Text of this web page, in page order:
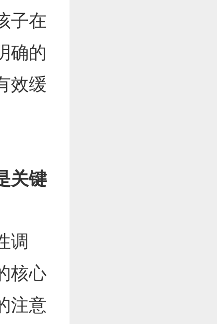
子在
确的
效缓
关键
调
核心
注意